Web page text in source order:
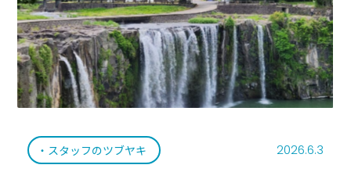
スタッフのツブヤキ 2026.6.3